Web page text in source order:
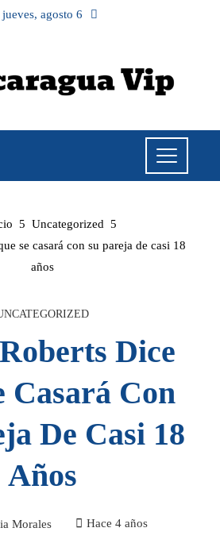
jueves, agosto 6
Uncategorized
se casará con su pareja de casi 18
años
Dice
Casará Con
De Casi 18
Años
Morales Hace 4 años